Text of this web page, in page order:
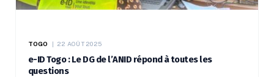
TOGO 22 AOÛT 2025
e-ID Togo : Le DG de l’ANID répond à toutes les
questions